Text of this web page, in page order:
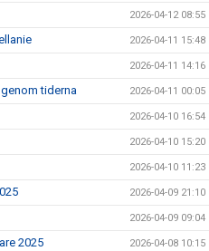
2026-04-12 08:55
2026-04-11 15:48
2026-04-11 14:16
tiderna 2026-04-11 00:05
2026-04-10 16:54
2026-04-10 15:20
2026-04-10 11:23
2026-04-09 21:10
2026-04-09 09:04
2025 2026-04-08 10:15